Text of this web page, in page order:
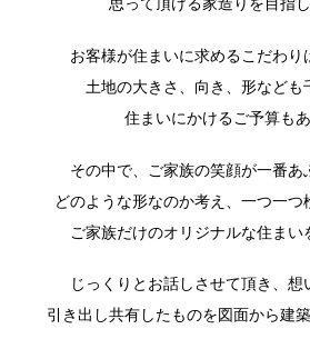
お客様が住まいに求めるこだわり
土地の大きさ、向き、形なども
住まいにかけるご予算もあ
その中で、ご家族の笑顔が一番あ
どのような形なのか考え、一つ一つ
ご家族だけのオリジナルな住まい
じっくりとお話しさせて頂き、想
引き出し共有したものを図面から建